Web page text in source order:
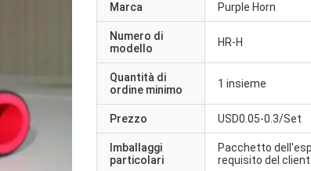
Marca Purple Horn
Numero di
modello
HR-H
Quantità di
ordine minimo
1 insieme
Prezzo USD0.05-0.3/Set
Imballaggi
particolari
Pacchetto
requisito del